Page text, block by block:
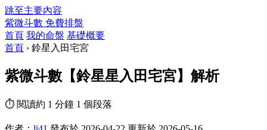
跳至主要內容
紫微斗數 免費排盤
首頁 我的命盤 基礎概要
首頁 › 鈴星入田宅宮
紫微斗數【鈴星星入田宅宮】解析
⏱ 閱讀約 1 分鐘 1 個段落